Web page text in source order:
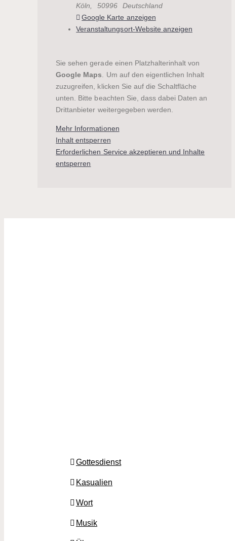
Köln
50996
Deutschland
Google Karte anzeigen
Veranstaltungsort-Website anzeigen
Sie sehen gerade einen Platzhalterinhalt von
Google Maps . Um auf den eigentlichen Inhalt
zuzugreifen, klicken Sie auf die Schaltfläche
unten. Bitte beachten Sie, dass dabei Daten an
Drittanbieter weitergegeben werden.
Mehr Informationen
Inhalt entsperren
Erforderlichen Service akzeptieren und Inhalte
entsperren
Gottesdienst
Kasualien
Wort
Musik